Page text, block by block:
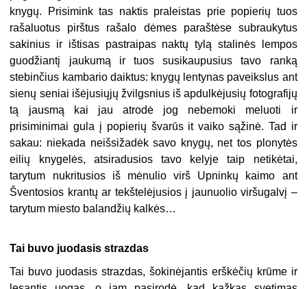
knygų. Prisimink tas naktis praleistas prie popierių tuos
rašaluotus pirštus rašalo dėmes paraštėse subraukytus
sakinius ir ištisas pastraipas naktų tylą stalinės lempos
guodžiantį jaukumą ir tuos susikaupusius tavo ranką
stebinčius kambario daiktus: knygų lentynas paveikslus ant
sienų seniai išėjusiųjų žvilgsnius iš apdulkėjusių fotografijų
tą jausmą kai jau atrodė jog nebemoki meluoti ir
prisiminimai gula į popierių švarūs it vaiko sąžinė. Tad ir
sakau: niekada neišsižadėk savo knygų, net tos plonytės
eilių knygelės, atsiradusios tavo kelyje taip netikėtai,
tarytum nukritusios iš mėnulio virš Upninkų kaimo ant
Šventosios krantų ar tekštelėjusios į jaunuolio viršugalvį –
tarytum miesto balandžių kalkės…
Tai buvo juodasis strazdas
Tai buvo juodasis strazdas, šokinėjantis erškėčių krūme ir